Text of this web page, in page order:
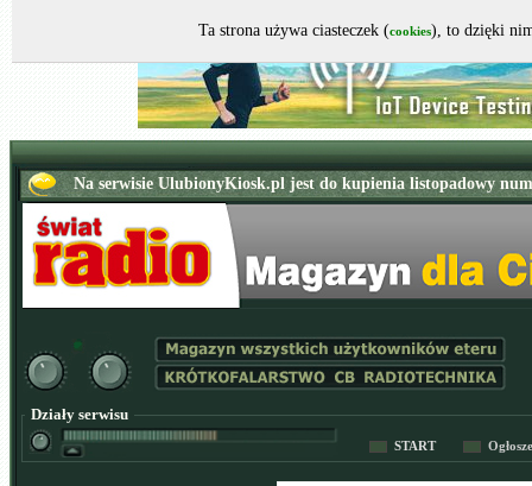
Działy serwisu
START
Ta strona używa ciasteczek (cookies), to dzięki